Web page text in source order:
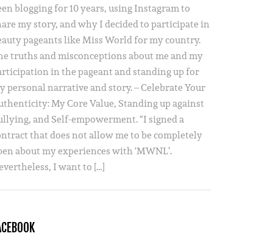
blogging for 10 years, using Instagram to
my story, and why I decided to participate in
pageants like Miss World for my country.
truths and misconceptions about me and my
in the pageant and standing up for
personal narrative and story. – Celebrate Your
My Core Value, Standing up against
and Self-empowerment. “I signed a
that does not allow me to be completely
about my experiences with ‘MWNL’.
I want to […]